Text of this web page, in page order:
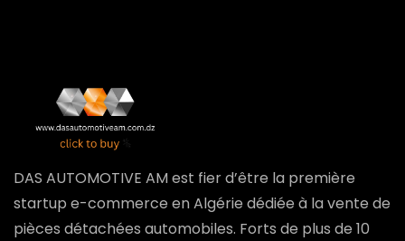
DAS AUTOMOTIVE AM est fier d’être la première
startup e-commerce en Algérie dédiée à la vente de
pièces détachées automobiles. Forts de plus de 10